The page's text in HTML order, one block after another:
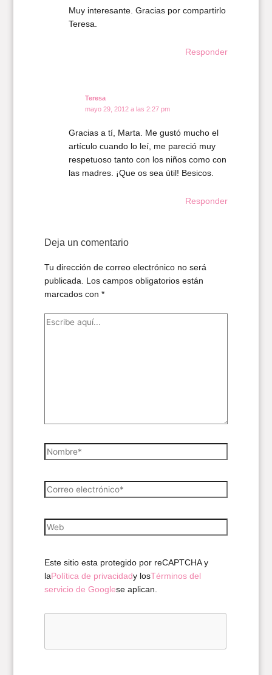
Muy interesante. Gracias por compartirlo
Teresa.
Responder
Teresa
mayo 29, 2012 a las 2:27 pm
Gracias a tí, Marta. Me gustó mucho el
artículo cuando lo leí, me pareció muy
respetuoso tanto con los niños como con
las madres. ¡Que os sea útil! Besicos.
Responder
Deja un comentario
Tu dirección de correo electrónico no será
publicada.
Los campos obligatorios están
marcados con *
Escribe
Nombre*
Correo
electrónico*
Web
Este sitio esta protegido por reCAPTCHA y
laPolítica de privacidady losTérminos del
servicio de Googlese aplican.